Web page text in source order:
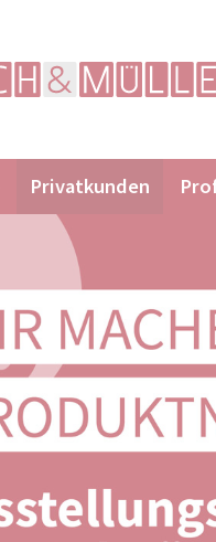
Privatkunden